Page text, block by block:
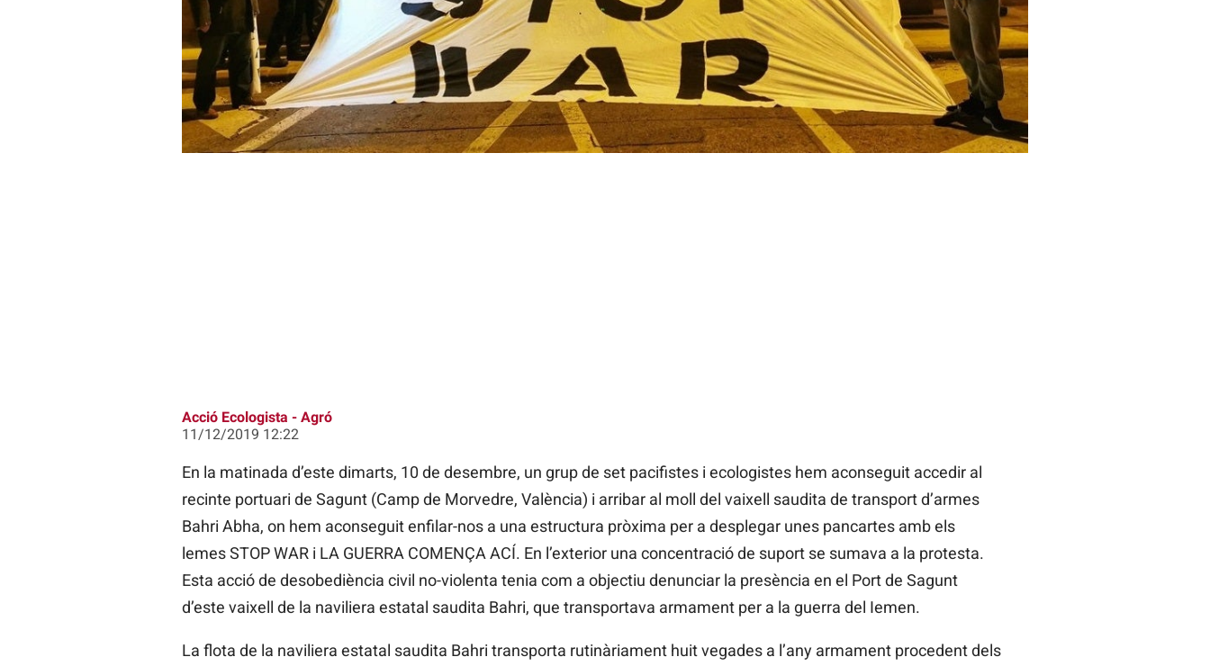
Acció Ecologista - Agró
11/12/2019 12:22
En la matinada d’este dimarts, 10 de desembre, un grup de set pacifistes i ecologistes hem aconseguit accedir al
recinte portuari de Sagunt (Camp de Morvedre, València) i arribar al moll del vaixell saudita de transport d’armes
Bahri Abha, on hem aconseguit enfilar-nos a una estructura pròxima per a desplegar unes pancartes amb els
lemes STOP WAR i LA GUERRA COMENÇA ACÍ. En l’exterior una concentració de suport se sumava a la protesta.
Esta acció de desobediència civil no-violenta tenia com a objectiu denunciar la presència en el Port de Sagunt
d’este vaixell de la naviliera estatal saudita Bahri, que transportava armament per a la guerra del Iemen.
La flota de la naviliera estatal saudita Bahri transporta rutinàriament huit vegades a l’any armament procedent dels